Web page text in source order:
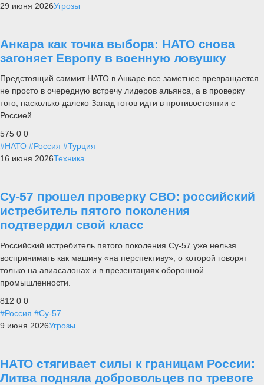
29 июня 2026Угрозы
Анкара как точка выбора: НАТО снова
загоняет Европу в военную ловушку
Предстоящий саммит НАТО в Анкаре все заметнее превращается
не просто в очередную встречу лидеров альянса, а в проверку
того, насколько далеко Запад готов идти в противостоянии с
Россией....
575 0 0
#НАТО #Россия #Турция
16 июня 2026Техника
Су-57 прошел проверку СВО: российский
истребитель пятого поколения
подтвердил свой класс
Российский истребитель пятого поколения Су-57 уже нельзя
воспринимать как машину «на перспективу», о которой говорят
только на авиасалонах и в презентациях оборонной
промышленности.
812 0 0
#Россия #Су-57
9 июня 2026Угрозы
НАТО стягивает силы к границам России:
Литва подняла добровольцев по тревоге